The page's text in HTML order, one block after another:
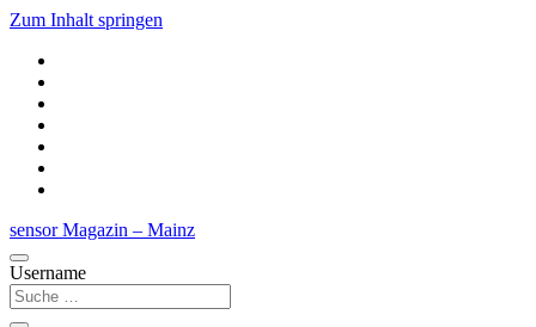
Zum Inhalt springen
sensor Magazin – Mainz
Username